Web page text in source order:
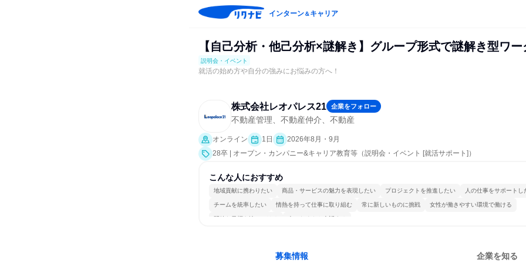
インターン＆キャリア
【自己分析・他己分析×謎解き】グループ形式で謎解き型ワー
説明会・イベント
就活の始め方や自分の強みにお悩みの方へ！
株式会社レオパレス21 企業をフォロー
不動産管理、不動産仲介、不動産
オンライン 1日
2026年8月・9月
28卒 | オープン・カンパニー&キャリア教育等（説明会・イベント [就活サポート]）
こんな人におすすめ
地域貢献に携わりたい 商品・サービスの魅力を表現したい プロジェクトを推進したい 人の仕事をサポートし
チームを統率したい 情熱を持って仕事に取り組む 常に新しいものに挑戦 女性が働きやすい環境で働ける
明確な目標を追いかける 人とたくさん会話する
募集情報 企業を知る